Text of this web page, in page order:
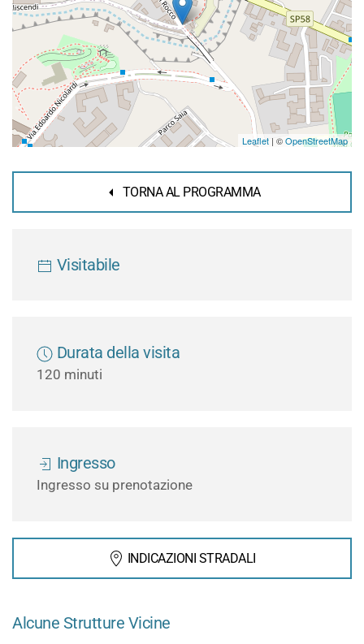
Leaflet | ©OpenStreetMap
TORNA AL PROGRAMMA
Visitabile
Durata della visita
120 minuti
Ingresso
Ingresso su prenotazione
INDICAZIONI STRADALI
Alcune Strutture Vicine